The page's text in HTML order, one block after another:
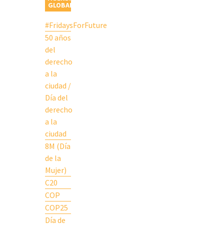
GLOBALES
#FridaysForFuture
50 años
del
derecho
a la
ciudad /
Día del
derecho
a la
ciudad
8M (Día
de la
Mujer)
C20
COP
COP25
Día de